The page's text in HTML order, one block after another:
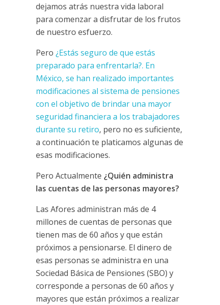
dejamos atrás nuestra vida laboral
para comenzar a disfrutar de los frutos
de nuestro esfuerzo.
Pero ¿Estás seguro de que estás
preparado para enfrentarla?. En
México, se han realizado importantes
modificaciones al sistema de pensiones
con el objetivo de brindar una mayor
seguridad financiera a los trabajadores
durante su retiro, pero no es suficiente,
a continuación te platicamos algunas de
esas modificaciones.
Pero Actualmente ¿Quién administra
las cuentas de las personas mayores?
Las Afores administran más de 4
millones de cuentas de personas que
tienen mas de 60 años y que están
próximos a pensionarse. El dinero de
esas personas se administra en una
Sociedad Básica de Pensiones (SBO) y
corresponde a personas de 60 años y
mayores que están próximos a realizar